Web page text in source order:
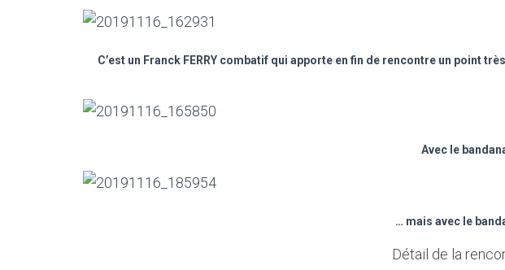
C’est un Franck FERRY combatif qui apporte en fin de rencontre un point
Avec le
… mais avec le
Détail de la